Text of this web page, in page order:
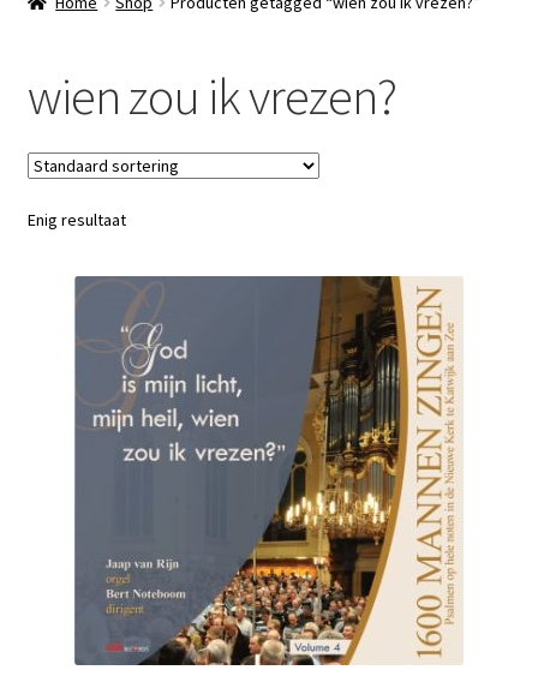
Assortiment
Account
Nieuws
Klantenservice
Retour
wien zou ik vrezen?
Enig resultaat